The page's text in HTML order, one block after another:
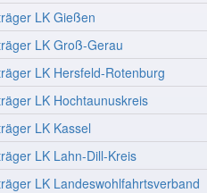
LK Gießen
LK Groß-Gerau
LK Hersfeld-Rotenburg
LK Hochtaunuskreis
LK Kassel
LK Lahn-Dill-Kreis
LK Landeswohlfahrtsverband